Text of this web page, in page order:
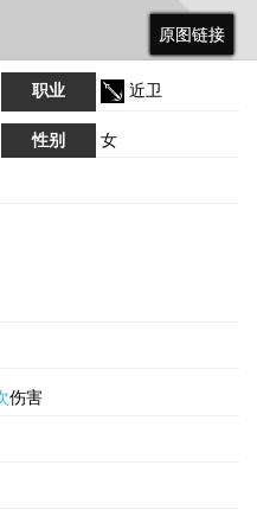
原图链接
原图链接
原图链接
职业 近卫
性别 女
伤害